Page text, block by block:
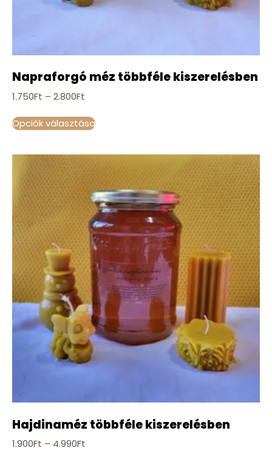
Napraforgó méz többféle kiszerelésben
1.750Ft – 2.800Ft
Opciók választása
Hajdinaméz többféle kiszerelésben
1.900Ft – 4.990Ft